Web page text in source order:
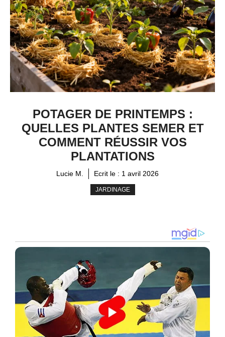
POTAGER DE PRINTEMPS :
QUELLES PLANTES SEMER ET
COMMENT RÉUSSIR VOS
PLANTATIONS
Lucie M. Ecrit le : 1 avril 2026
JARDINAGE